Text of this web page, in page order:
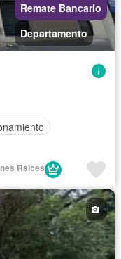
Remate Bancario
Departamento
Raices